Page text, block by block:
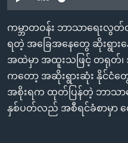
ကျော်
ကြည့်
ရှာဖွေ
နေရာ
ဗွီအိုအေ လူမှုကွန်ယက်များ
ဘာသာစကားများ
ကမ္ဘာတဝန်း ဘာသာရေးလွတ်
ရတဲ့ အခြေအနေတွေ ဆိုးရွားန
အထဲမှာ အထူးသဖြင့် တရုတ်၊ အီ
ကတော့ အဆိုးရွားဆုံး နိုင်ငံတွ
အစိုးရက ထုတ်ပြန်တဲ့ ဘာသ
နှစ်ပတ်လည် အစီရင်ခံစာမှာ ထ